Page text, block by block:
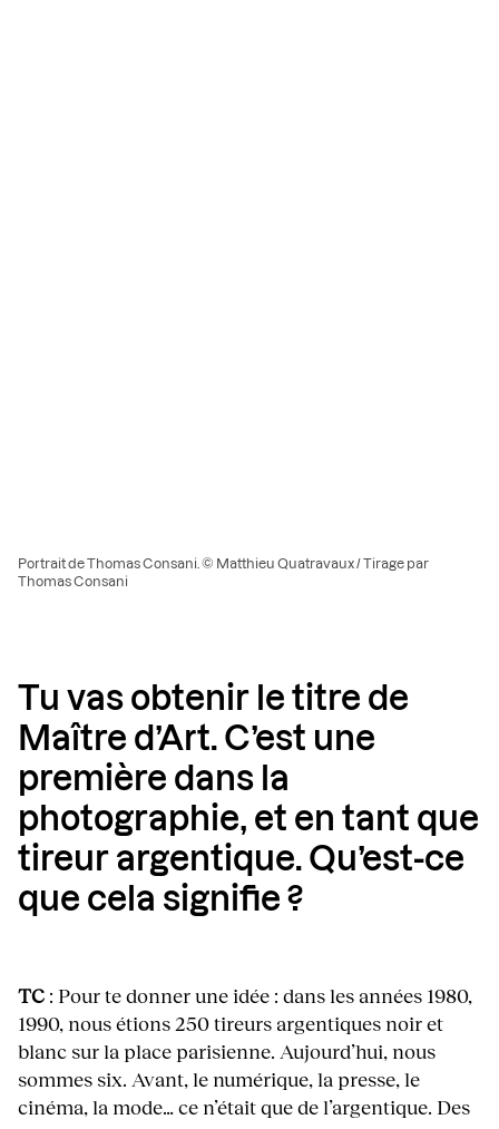
Portrait de Thomas Consani. © Matthieu Quatravaux / Tirage par
Thomas Consani
Tu vas obtenir le titre de
Maître d’Art. C’est une
première dans la
photographie, et en tant que
tireur argentique. Qu’est-ce
que cela signifie ?
TC : Pour te donner une idée : dans les années 1980,
1990, nous étions 250 tireurs argentiques noir et
blanc sur la place parisienne. Aujourd’hui, nous
sommes six. Avant, le numérique, la presse, le
cinéma, la mode… ce n’était que de l’argentique. Des